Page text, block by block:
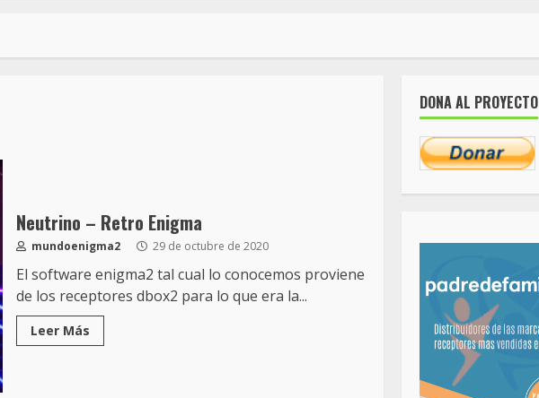
Neutrino – Retro Enigma
mundoenigma2 29 de octubre de 2020
El software enigma2 tal cual lo conocemos proviene
de los receptores dbox2 para lo que era la...
Leer Más
DONA AL PROYECTO